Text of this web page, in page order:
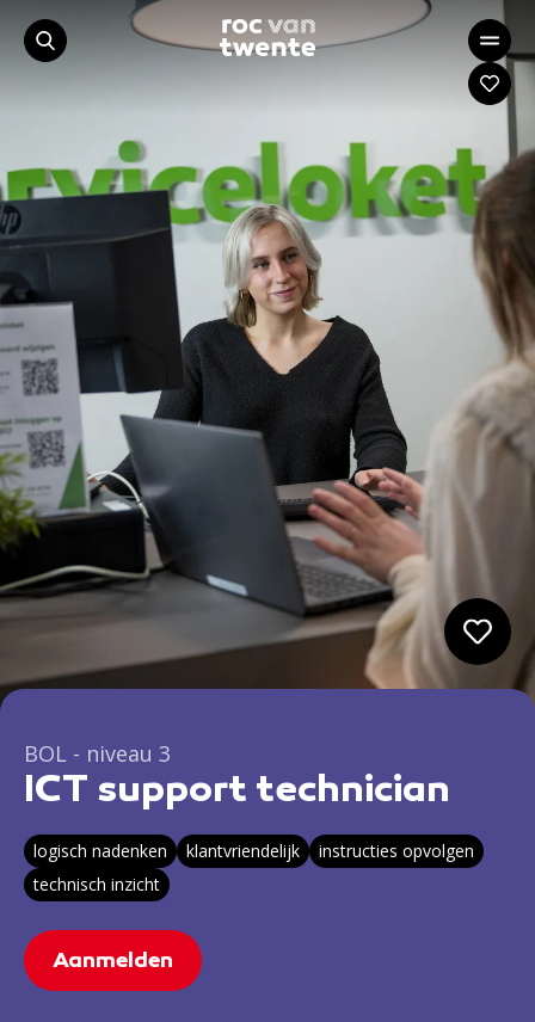
BOL - niveau 3
ICT support technician
logisch nadenken klantvriendelijk
instructies opvolgen
technisch inzicht
Aanmelden